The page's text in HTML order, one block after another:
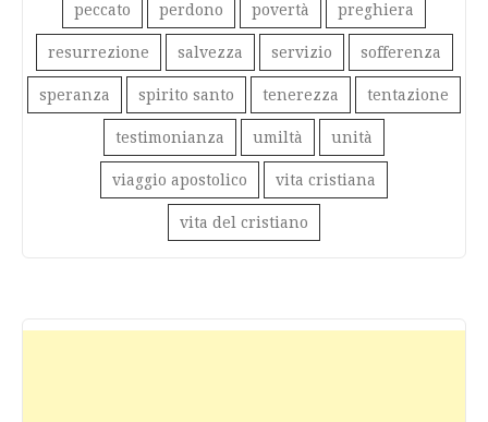
peccato perdono povertà preghiera
resurrezione salvezza servizio sofferenza
speranza spirito santo tenerezza tentazione
testimonianza umiltà unità
viaggio apostolico vita cristiana
vita del cristiano